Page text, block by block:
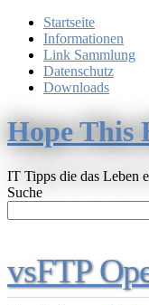
Startseite
Informationen
Link Sammlung
Datenschutz
Downloads
Hope This
IT Tipps die das Leben
Suche
vsFTP